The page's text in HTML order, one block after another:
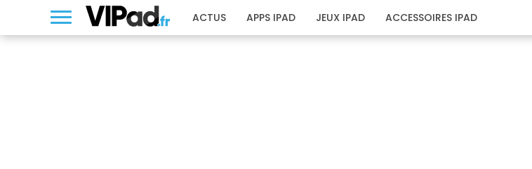
ACTUS APPS IPAD JEUX IPAD ACCESSOIRES IPAD